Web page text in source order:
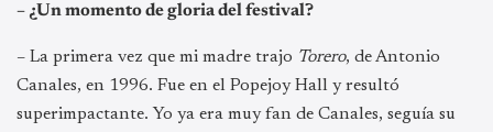
– ¿Un momento de gloria del festival?
– La primera vez que mi madre trajo Torero, de Antonio
Canales, en 1996. Fue en el Popejoy Hall y resultó
superimpactante. Yo ya era muy fan de Canales, seguía su